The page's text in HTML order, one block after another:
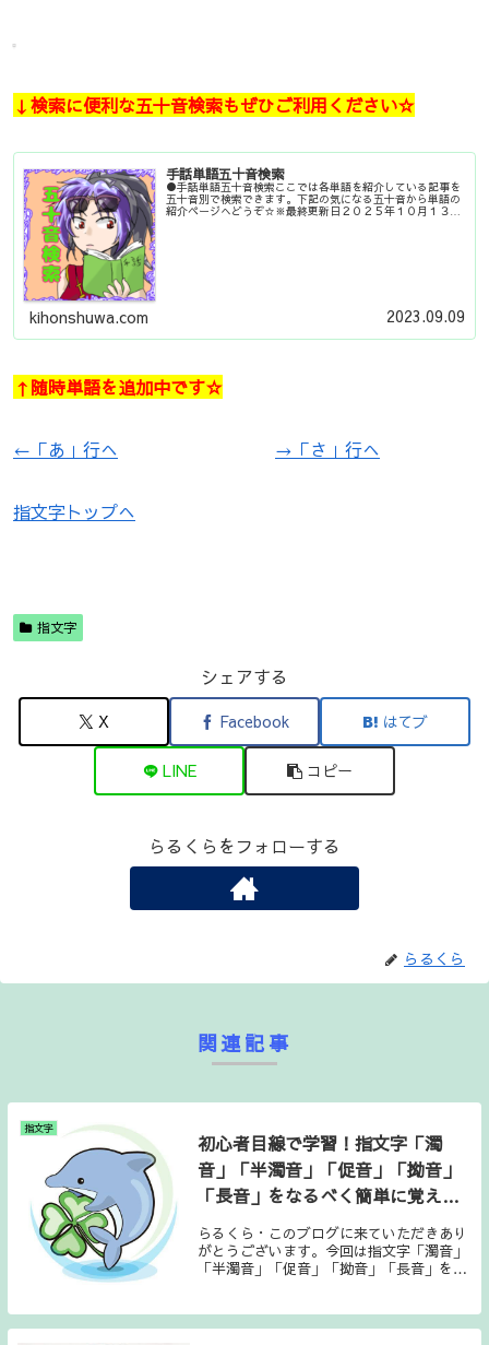
↓検索に便利な五十音検索もぜひご利用ください☆
手話単語五十音検索
●手話単語五十音検索ここでは各単語を紹介している記事を
五十音別で検索できます。下記の気になる五十音から単語の
紹介ページへどうぞ☆※最終更新日２０２５年１０月１３日
kihonshuwa.com 2023.09.09
↑随時単語を追加中です☆
←「あ」行へ →「さ」行へ
指文字トップへ
指文字
シェアする
X Facebook はてブ
LINE コピー
らるくらをフォローする
らるくら
関連記事
指文字
初心者目線で学習！指文字「濁
音」「半濁音」「促音」「拗音」
「長音」をなるべく簡単に覚えた
い！
らるくら・このブログに来ていただきあり
がとうございます。今回は指文字「濁音」
「半濁音」「促音」「拗音」「長音」を初